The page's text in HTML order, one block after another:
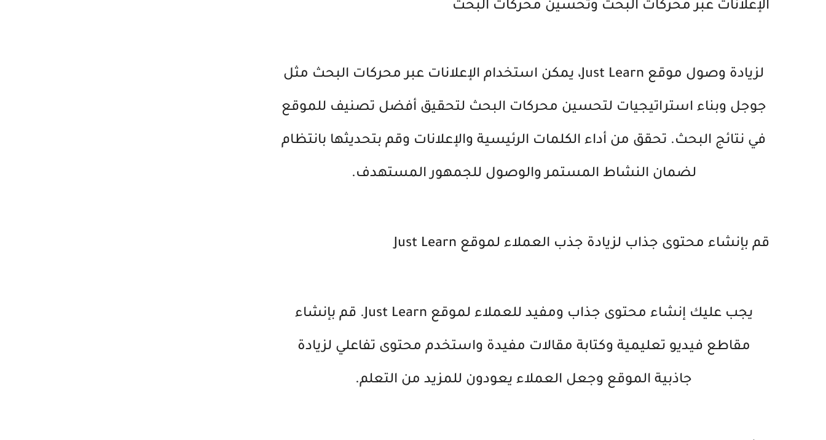
الإعلانات عبر محركات البحث وتحسين محركات البحث
لزيادة وصول موقع Just Learn، يمكن استخدام الإعلانات عبر محركات البحث مثل
جوجل وبناء استراتيجيات لتحسين محركات البحث لتحقيق أفضل تصنيف للموقع
في نتائج البحث. تحقق من أداء الكلمات الرئيسية والإعلانات وقم بتحديثها بانتظام
لضمان النشاط المستمر والوصول للجمهور المستهدف.
قم بإنشاء محتوى جذاب لزيادة جذب العملاء لموقع Just Learn
يجب عليك إنشاء محتوى جذاب ومفيد للعملاء لموقع Just Learn. قم بإنشاء
مقاطع فيديو تعليمية وكتابة مقالات مفيدة واستخدم محتوى تفاعلي لزيادة
جاذبية الموقع وجعل العملاء يعودون للمزيد من التعلم.